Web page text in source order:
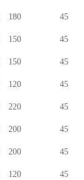
180 45
150 45
150 45
120 45
220 45
200 45
200 45
120 45